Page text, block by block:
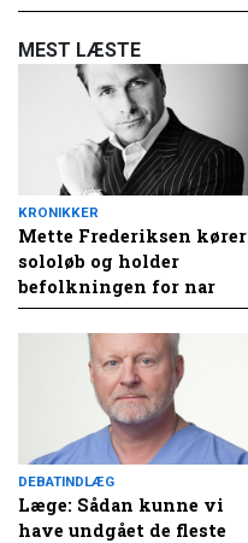
MEST LÆSTE
KRONIKKER
Mette Frederiksen kører
sololøb og holder
befolkningen for nar
DEBATINDLÆG
Læge: Sådan kunne vi
have undgået de fleste